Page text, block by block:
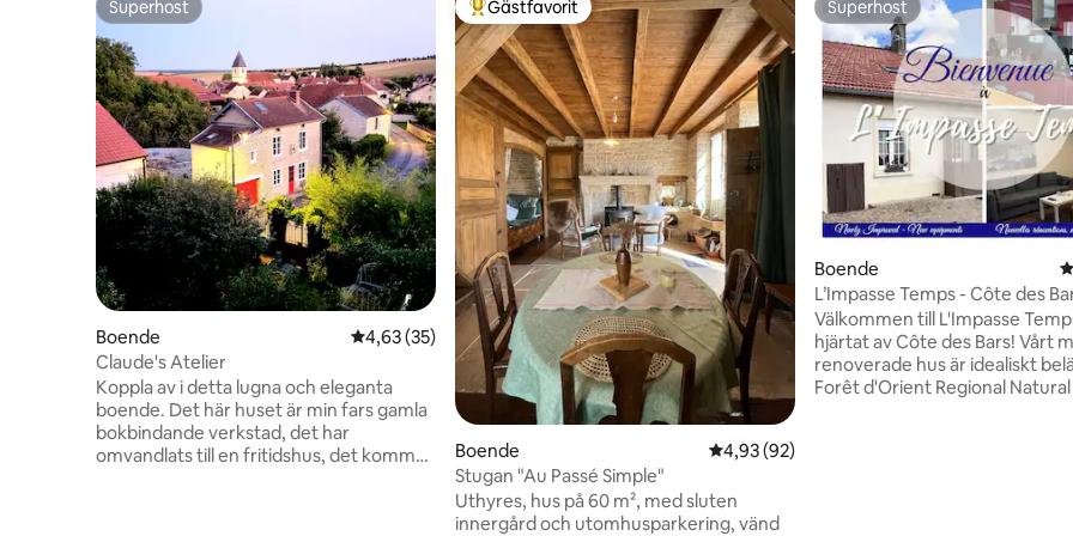
Superhost
Superhost
Boende 4,63 av 5 i genomsnittligt betyg, 35 omdömen
4,63 (35)
Claude's Atelier
Koppla av i detta lugna och eleganta
boende. Det här huset är min fars gamla
bokbindande verkstad, det har
omvandlats till en fritidshus, det kommer
Populär gästfavorit
Gästfavorit
Boende 4,93 av 5 i genomsnittligt betyg, 92
4,93 (92)
Stugan "Au Passé Simple"
Uthyres, hus på 60 m², med sluten
innergård och utomhusparkering, vänd
Superhost
Superhost
Boende
L’Impasse Temps - Côte des
Välkommen till L'Impasse Temps. Fly
hjärtat av Côte des Bars! Vårt
renoverade hus är idealiskt
Forêt d'Orient Regional Natural